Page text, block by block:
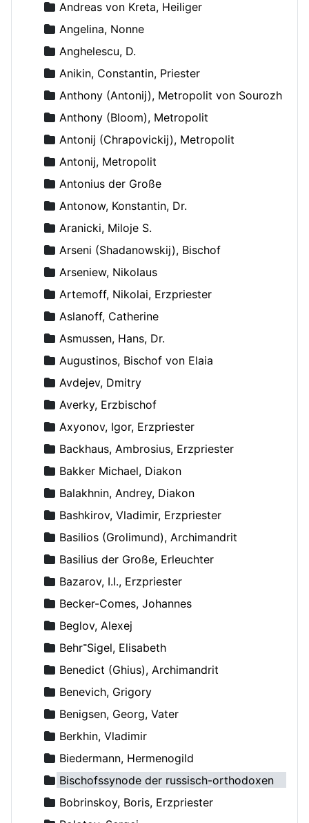
Andreas von Kreta, Heiliger
Angelina, Nonne
Anghelescu, D.
Anikin, Constantin, Priester
Anthony (Antonij), Metropolit von Sourozh
Anthony (Bloom), Metropolit
Antonij (Chrapovickij), Metropolit
Antonij, Metropolit
Antonius der Große
Antonow, Konstantin, Dr.
Aranicki, Miloje S.
Arseni (Shadanowskij), Bischof
Arseniew, Nikolaus
Artemoff, Nikolai, Erzpriester
Aslanoff, Catherine
Asmussen, Hans, Dr.
Augustinos, Bischof von Elaia
Avdejev, Dmitry
Averky, Erzbischof
Axyonov, Igor, Erzpriester
Backhaus, Ambrosius, Erzpriester
Bakker Michael, Diakon
Balakhnin, Andrey, Diakon
Bashkirov, Vladimir, Erzpriester
Basilios (Grolimund), Archimandrit
Basilius der Große, Erleuchter
Bazarov, I.I., Erzpriester
Becker-Comes, Johannes
Beglov, Alexej
Behr־Sigel, Elisabeth
Benedict (Ghius), Archimandrit
Benevich, Grigory
Benigsen, Georg, Vater
Berkhin, Vladimir
Biedermann, Hermenogild
Bischofssynode der russisch-orthodoxen Kirche
Bobrinskoy, Boris, Erzpriester